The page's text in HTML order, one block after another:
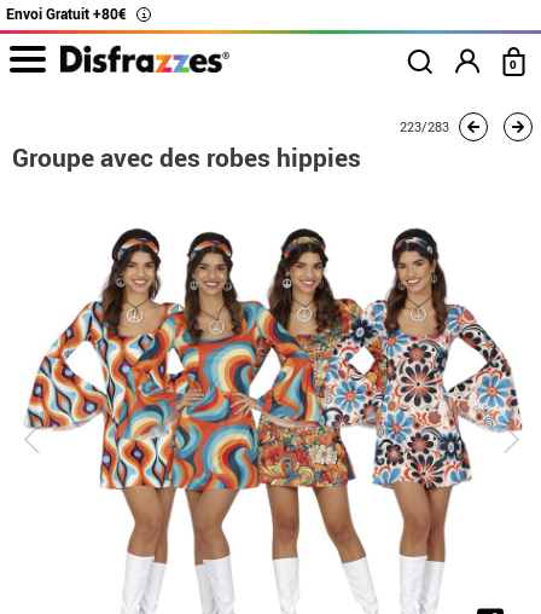
Envoi Gratuit +80€ i
0
Groupe avec des robes
223/283
Groupe avec des robes hippies